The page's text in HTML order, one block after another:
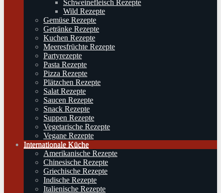
Schweinefleisch Rezepte
Wild Rezepte
Gemüse Rezepte
Getränke Rezepte
Kuchen Rezepte
Meeresfrüchte Rezepte
Partyrezepte
Pasta Rezepte
Pizza Rezepte
Plätzchen Rezepte
Salat Rezepte
Saucen Rezepte
Snack Rezepte
Suppen Rezepte
Vegetarische Rezepte
Vegane Rezepte
Internationale Küche
Amerikanische Rezepte
Chinesische Rezepte
Griechische Rezepte
Indische Rezepte
Italienische Rezepte